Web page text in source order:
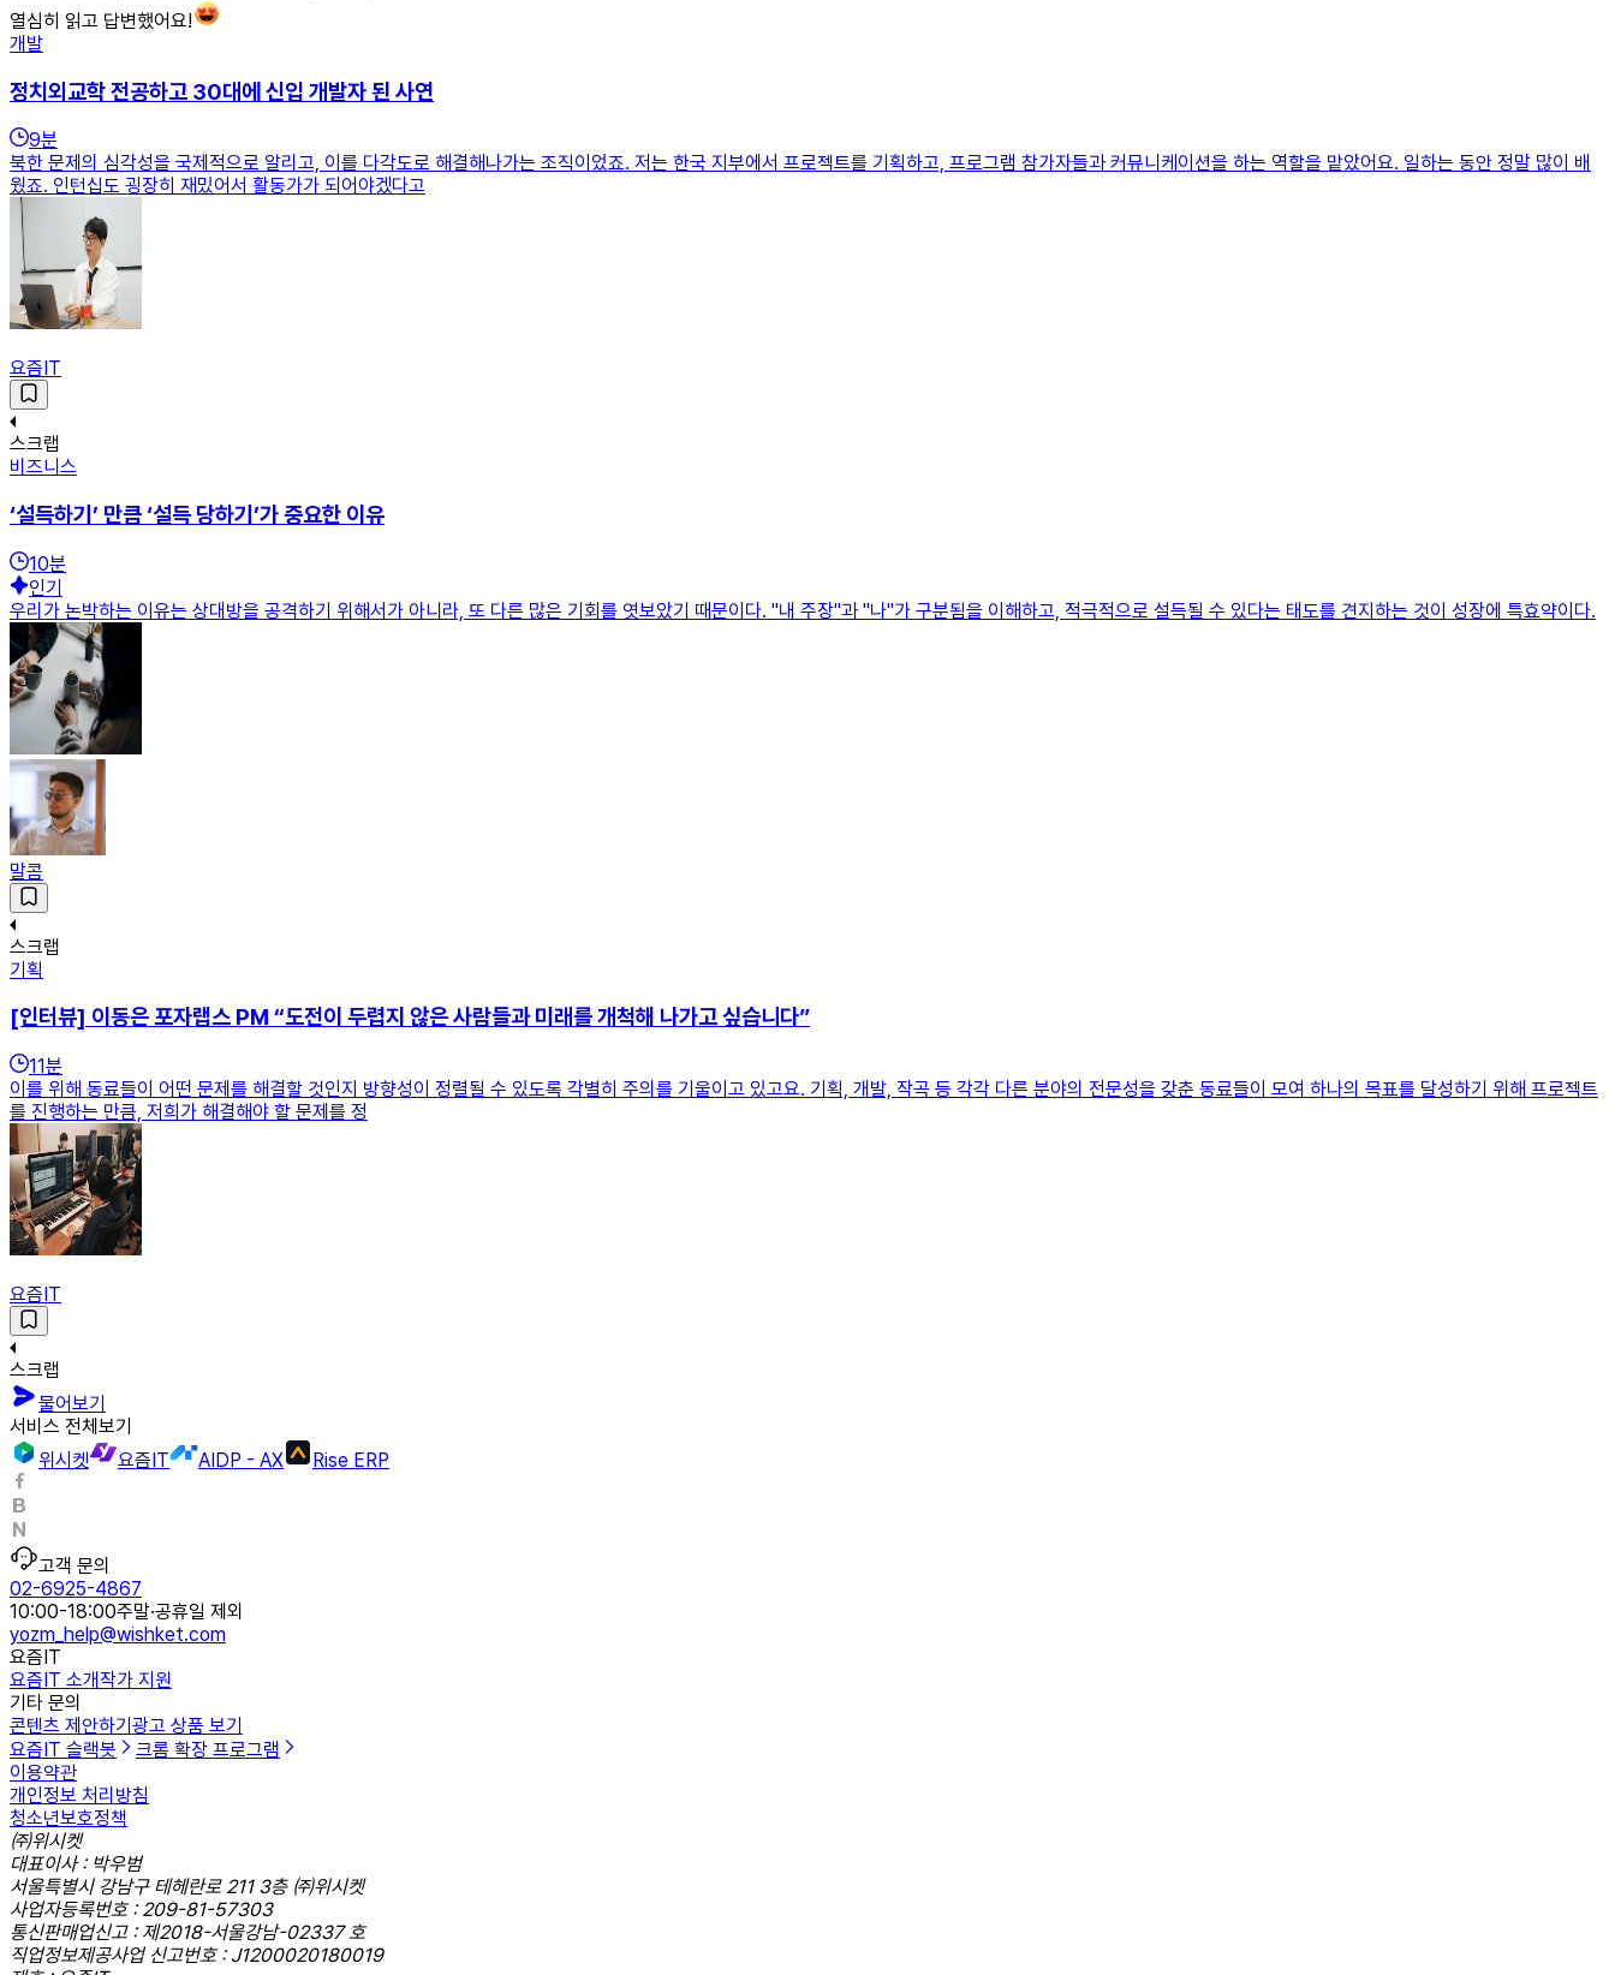
열심히 읽고 답변했어요!
개발
정치외교학 전공하고 30대에 신입 개발자 된 사연
9분
북한 문제의 심각성을 국제적으로 알리고, 이를 다각도로 해결해나가는 조직이었죠. 저는 한국 지부에서 프로젝트를 기획하고, 프로그램 참가자들과 커뮤니케이션을 하는 역할을 맡았어요. 일하는 동안 정말 많이 배
웠죠. 인턴십도 굉장히 재밌어서 활동가가 되어야겠다고
요즘IT
스크랩
비즈니스
‘설득하기’ 만큼 ‘설득 당하기’가 중요한 이유
10분
인기
우리가 논박하는 이유는 상대방을 공격하기 위해서가 아니라, 또 다른 많은 기회를 엿보았기 때문이다. "내 주장"과 "나"가 구분됨을 이해하고, 적극적으로 설득될 수 있다는 태도를 견지하는 것이 성장에 특효약이다.
말콤
스크랩
기획
[인터뷰] 이동은 포자랩스 PM “도전이 두렵지 않은 사람들과 미래를 개척해 나가고 싶습니다”
11분
이를 위해 동료들이 어떤 문제를 해결할 것인지 방향성이 정렬될 수 있도록 각별히 주의를 기울이고 있고요. 기획, 개발, 작곡 등 각각 다른 분야의 전문성을 갖춘 동료들이 모여 하나의 목표를 달성하기 위해 프로젝트
를 진행하는 만큼, 저희가 해결해야 할 문제를 정
요즘IT
스크랩
물어보기
서비스 전체보기
위시켓
요즘IT AIDP - AX Rise ERP
고객 문의
02-6925-4867
10:00-18:00주말·공휴일 제외
yozm_help@wishket.com
요즘IT
요즘IT 소개작가 지원
기타 문의
콘텐츠 제안하기 광고 상품 보기
요즘IT 슬랙봇
크롬 확장 프로그램
이용약관
개인정보 처리방침
청소년보호정책
㈜위시켓
대표이사 : 박우범
서울특별시 강남구 테헤란로 211 3층 ㈜위시켓
사업자등록번호 : 209-81-57303
통신판매업신고 : 제2018-서울강남-02337 호
직업정보제공사업 신고번호 : J1200020180019